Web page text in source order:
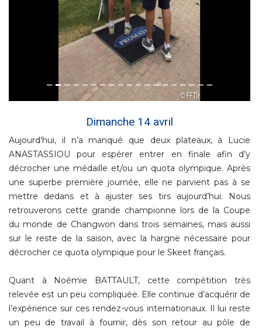
Dimanche 14 avril
Aujourd’hui, il n’a manqué que deux plateaux, à Lucie
ANASTASSIOU pour espérer entrer en finale afin d’y
décrocher une médaille et/ou un quota olympique. Après
une superbe première journée, elle ne parvient pas à se
mettre dedans et à ajuster ses tirs aujourd’hui. Nous
retrouverons cette grande championne lors de la Coupe
du monde de Changwon dans trois semaines, mais aussi
sur le reste de la saison, avec la hargne nécessaire pour
décrocher ce quota olympique pour le Skeet français.
Quant à Noémie BATTAULT, cette compétition très
relevée est un peu compliquée. Elle continue d’acquérir de
l’expérience sur ces rendez-vous internationaux. Il lui reste
un peu de travail à fournir, dès son retour au pôle de